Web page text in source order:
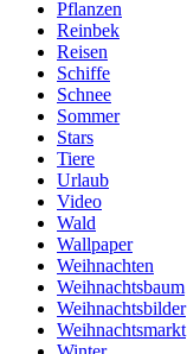
Pflanzen
Reinbek
Reisen
Schiffe
Schnee
Sommer
Stars
Tiere
Urlaub
Video
Wald
Wallpaper
Weihnachten
Weihnachtsbaum
Weihnachtsbilder
Weihnachtsmarkt